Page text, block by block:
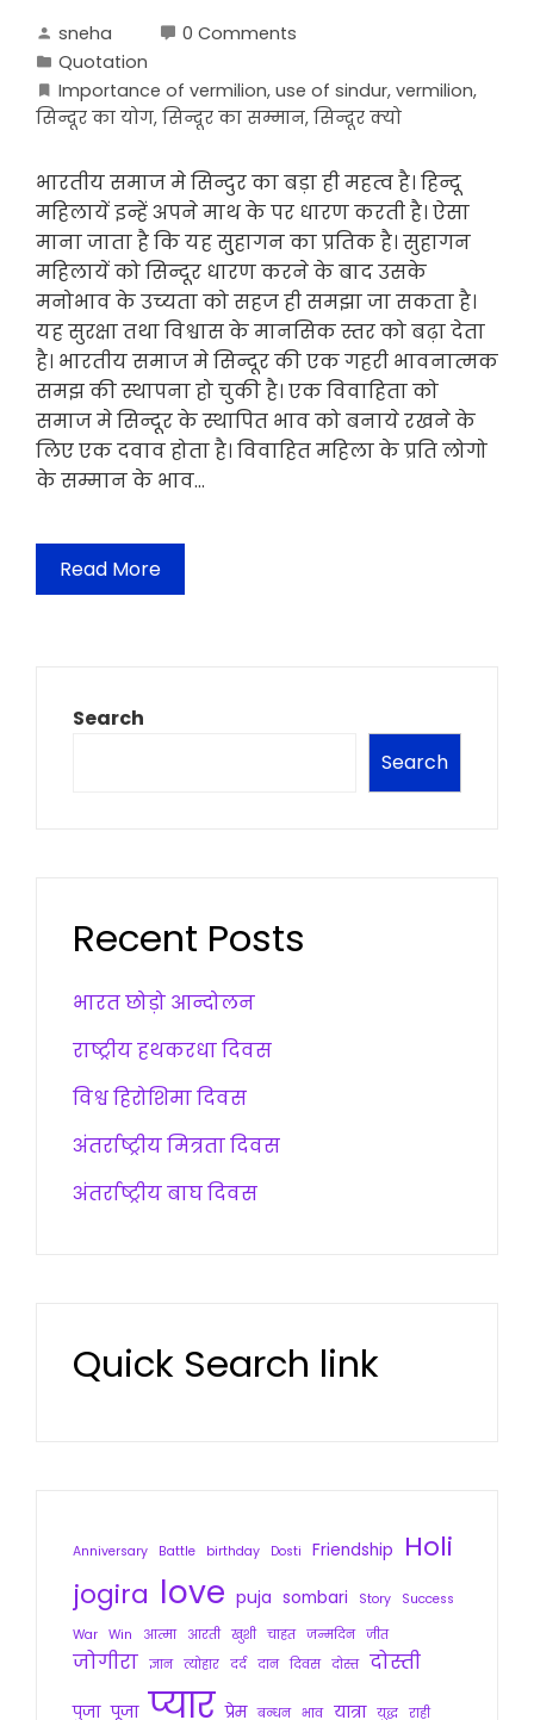
sneha
0 Comments
Quotation
Importance of vermilion, use of sindur, vermilion,
सिन्दूर का योग, सिन्दूर का सम्मान, सिन्दूर क्यो
भारतीय समाज मे सिन्दुर का बड़ा ही महत्व है। हिन्दू
महिलायें इन्हें अपने माथ के पर धारण करती है। ऐसा
माना जाता है कि यह सु्हागन का प्रतिक है। सुहागन
महिलायें को सिन्दूर धारण करने के बाद उसके
मनोभाव के उच्यता को सहज ही समझा जा सकता है।
यह सुरक्षा तथा विश्वास के मानसिक स्तर को बढ़ा देता
है। भारतीय समाज मे सिन्दूर की एक गहरी भावनात्मक
समझ की स्थापना हो चुकी है। एक विवाहिता को
समाज मे सिन्दूर के स्थापित भाव को बनाये रखने के
लिए एक दवाव होता है। विवाहित महिला के प्रति लोगो
के सम्मान के भाव…
Read More
Search
Search
Recent Posts
भारत छोड़ो आन्दोलन
राष्ट्रीय हथकरधा दिवस
विश्व हिरोशिमा दिवस
अंतर्राष्ट्रीय मित्रता दिवस
अंतर्राष्ट्रीय बाघ दिवस
Quick Search link
Anniversary Battle birthday Dosti Friendship
Holi
jogira love puja sombari Story
Success
War Win आत्मा आरती खुशी चाहत जन्मदिन जीत
जोगीरा ज्ञान त्योहार दर्द दान दिवस दोस्त दोस्ती
पुजा पूजा प्यार प्रेम बन्धन भाव यात्रा युद्ध राही